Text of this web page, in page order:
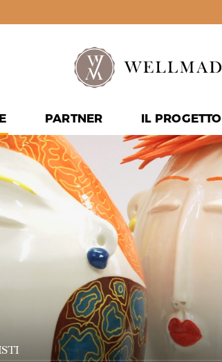
PARTNER IL PROGETTO